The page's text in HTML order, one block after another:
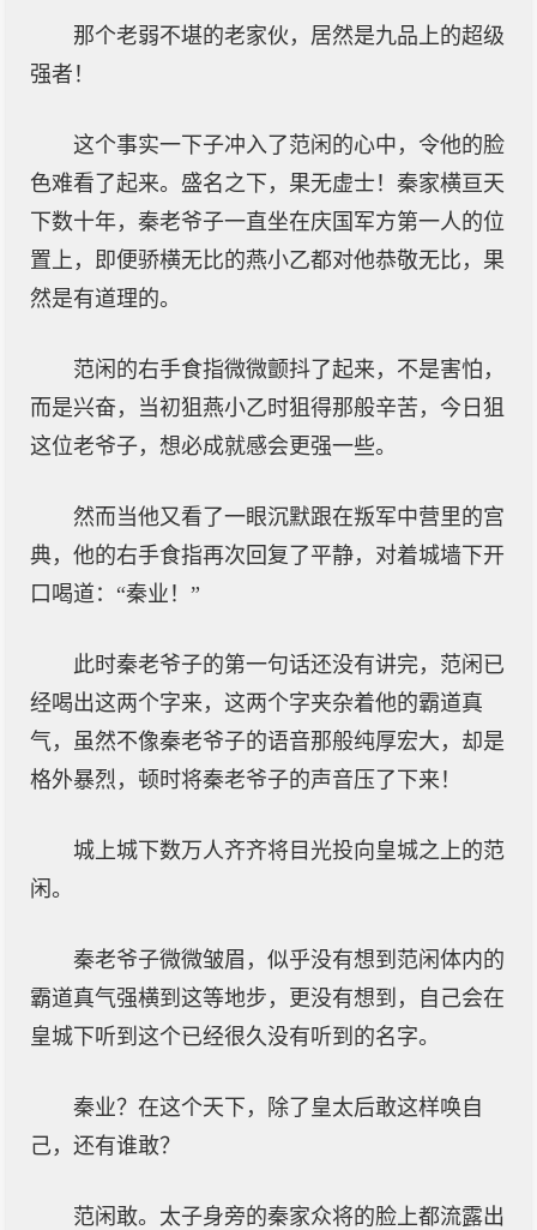
那个老弱不堪的老家伙，居然是九品上的超级
强者！
这个事实一下子冲入了范闲的心中，令他的脸
色难看了起来。盛名之下，果无虚士！秦家横亘天
下数十年，秦老爷子一直坐在庆国军方第一人的位
置上，即便骄横无比的燕小乙都对他恭敬无比，果
然是有道理的。
范闲的右手食指微微颤抖了起来，不是害怕，
而是兴奋，当初狙燕小乙时狙得那般辛苦，今日狙
这位老爷子，想必成就感会更强一些。
然而当他又看了一眼沉默跟在叛军中营里的宫
典，他的右手食指再次回复了平静，对着城墙下开
口喝道：“秦业！”
此时秦老爷子的第一句话还没有讲完，范闲已
经喝出这两个字来，这两个字夹杂着他的霸道真
气，虽然不像秦老爷子的语音那般纯厚宏大，却是
格外暴烈，顿时将秦老爷子的声音压了下来！
城上城下数万人齐齐将目光投向皇城之上的范
闲。
秦老爷子微微皱眉，似乎没有想到范闲体内的
霸道真气强横到这等地步，更没有想到，自己会在
皇城下听到这个已经很久没有听到的名字。
秦业？在这个天下，除了皇太后敢这样唤自
己，还有谁敢？
范闲敢。太子身旁的秦家众将的脸上都流露出